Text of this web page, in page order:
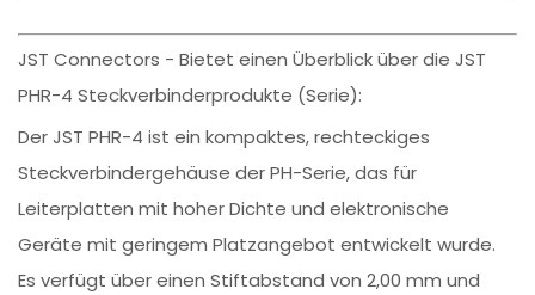
JST Connectors - Bietet einen Überblick über die JST
PHR-4 Steckverbinderprodukte (Serie):
Der JST PHR-4 ist ein kompaktes, rechteckiges
Steckverbindergehäuse der PH-Serie, das für
Leiterplatten mit hoher Dichte und elektronische
Geräte mit geringem Platzangebot entwickelt wurde.
Es verfügt über einen Stiftabstand von 2,00 mm und